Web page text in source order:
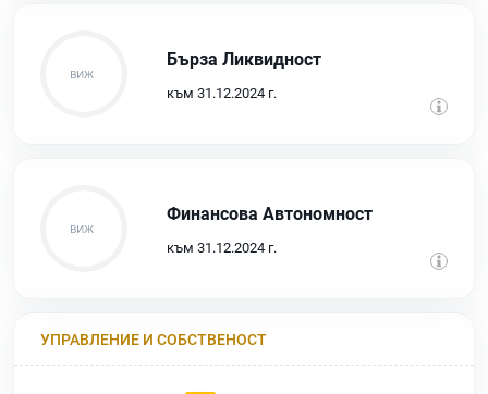
Бърза Ликвидност
към 31.12.2024 г.
Финансова Автономност
към 31.12.2024 г.
УПРАВЛЕНИЕ И СОБСТВЕНОСТ